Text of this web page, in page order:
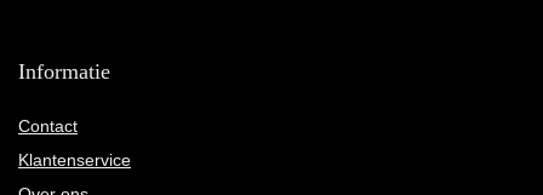
Informatie
Contact
Klantenservice